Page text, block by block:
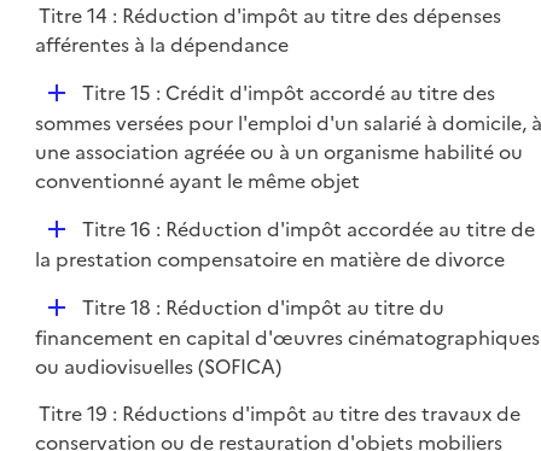
l
i
Titre 14 : Réduction d'impôt au titre des dépenses
afférentes à la dépendance
D
é
p
l
r
Titre 15 : Crédit d'impôt accordé au titre des
sommes versées pour l'emploi d'un salarié à domicile, à
une association agréée ou à un organisme habilité ou
conventionné ayant le même objet
D
é
i
e
Titre 16 : Réduction d'impôt accordée au titre de
la prestation compensatoire en matière de divorce
D
é
p
i
Titre 18 : Réduction d'impôt au titre du
financement en capital d'œuvres cinématographiques
ou audiovisuelles (SOFICA)
Titre 19 : Réductions d'impôt au titre des travaux de
conservation ou de restauration d'objets mobiliers